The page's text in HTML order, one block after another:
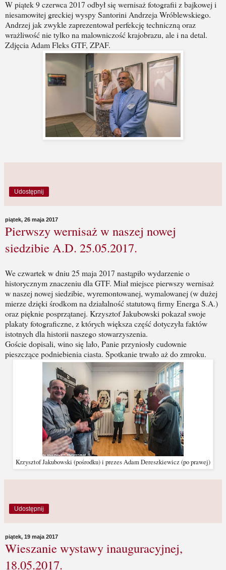
W piątek 9 czerwca 2017 odbył się wernisaż fotografii z bajkowej i
niesamowitej greckiej wyspy Santorini Andrzeja Wróblewskiego.
Andrzej jak zwykle zaprezentował perfekcję techniczną oraz
wrażliwość nie tylko na malowniczość krajobrazu, ale i na detal.
Zdjęcia Adam Fleks GTF, ZPAF.
Udostępnij
piątek, 26 maja 2017
Pierwszy wernisaż w naszej nowej
siedzibie A.D. 25.05.2017.
We czwartek w dniu 25 maja 2017 nastąpiło wydarzenie o
historycznym znaczeniu dla GTF. Miał miejsce pierwszy wernisaż
w naszej nowej siedzibie, wyremontowanej, wymalowanej (w dużej
mierze dzięki środkom na działalność statutową firmy Energa S.A.)
oraz pięknie posprzątanej. Krzysztof Jakubowski pokazał swoje
plakaty fotograficzne, z których większa część dotyczyła faktów
istotnych dla historii naszego stowarzyszenia.
Goście dopisali, wino się lało, Panie przyniosły cudownie
pieszczące podniebienia ciasta. Spotkanie trwało aż do zmroku.
Krzysztof Jakubowski (pośrodku) i prezes Adam Dereszkiewicz (po prawej)
Udostępnij
piątek, 19 maja 2017
Wieszanie wystawy inauguracyjnej,
18.05.2017.